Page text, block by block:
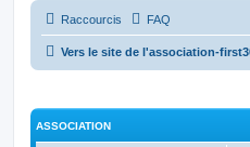
Raccourcis FAQ
Vers le site de l'association-
ASSOCIATION